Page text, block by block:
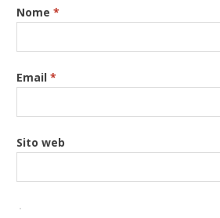
Nome*
Email*
Sito web